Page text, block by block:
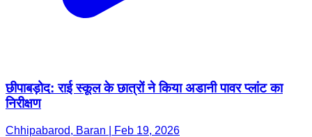
छीपाबड़ोद: राई स्कूल के छात्रों ने किया अडानी पावर प्लांट का
निरीक्षण
Chhipabarod, Baran | Feb 19, 2026